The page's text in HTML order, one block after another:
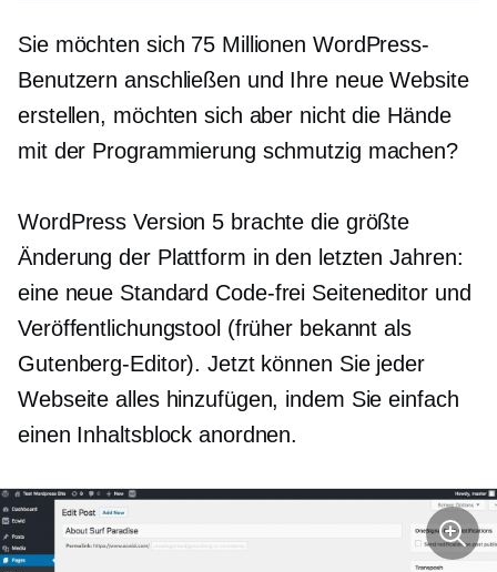
Sie möchten sich 75 Millionen WordPress-
Benutzern anschließen und Ihre neue Website
erstellen, möchten sich aber nicht die Hände
mit der Programmierung schmutzig machen?
WordPress Version 5 brachte die größte
Änderung der Plattform in den letzten Jahren:
eine neue Standard Code-frei Seiteneditor und
Veröffentlichungstool (früher bekannt als
Gutenberg-Editor). Jetzt können Sie jeder
Webseite alles hinzufügen, indem Sie einfach
einen Inhaltsblock anordnen.